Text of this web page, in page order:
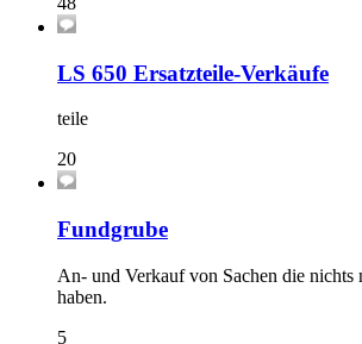
LS 650 Ersatzteile-Verkäufe
teile
20
Fundgrube
An- und Verkauf von Sachen die nichts
haben.
5